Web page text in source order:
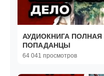
АУДИОКНИГА
ПОПАДАНЦЫ
64 041 просмотров